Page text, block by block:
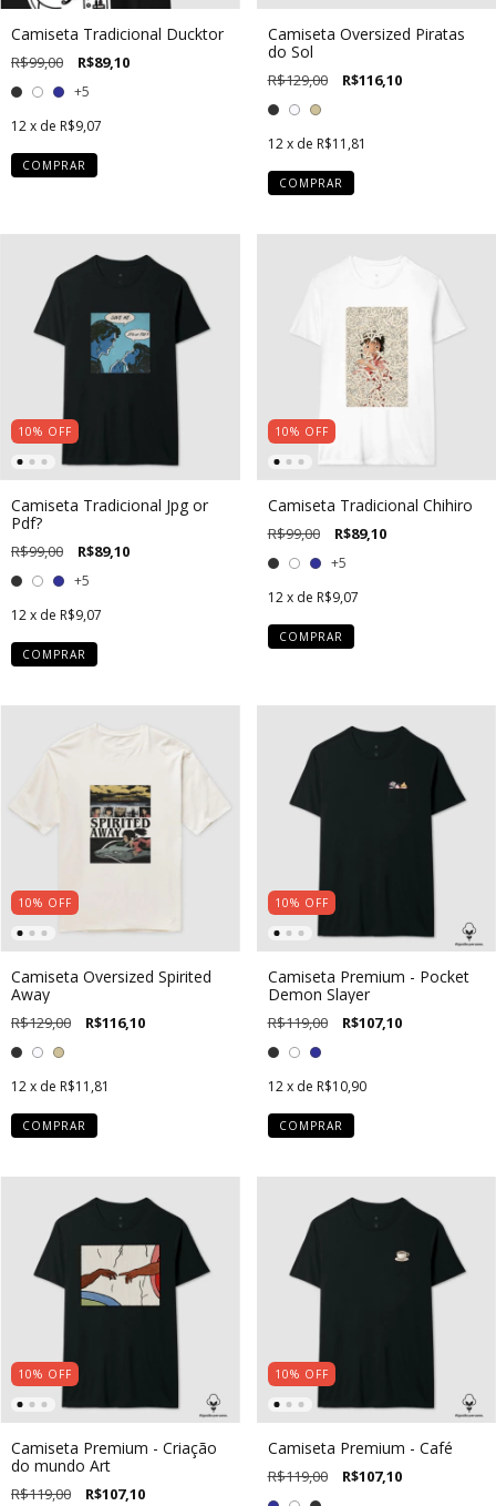
Camiseta Tradicional Ducktor
R$99,00 R$89,10
+5
12x de R$9,07
COMPRAR
Camiseta Oversized Piratas
do Sol
R$129,00 R$116,10
12 x de R$11,81
COMPRAR
10% OFF
Camiseta Tradicional Jpg or
Pdf?
R$99,00 R$89,10
+5
12x de R$9,07
COMPRAR
10% OFF
Camiseta Tradicional Chihiro
R$99,00 R$89,10
+5
12 x de R$9,07
COMPRAR
10% OFF
Camiseta Oversized Spirited
Away
R$129,00 R$116,10
12x de R$11,81
COMPRAR
10% OFF
Camiseta Premium - Pocket
Demon Slayer
R$119,00 R$107,10
12 x de R$10,90
COMPRAR
10% OFF
Camiseta Premium - Criação
do mundo Art
R$119,00 R$107,10
10% OFF
Camiseta Premium - Café
R$119,00 R$107,10